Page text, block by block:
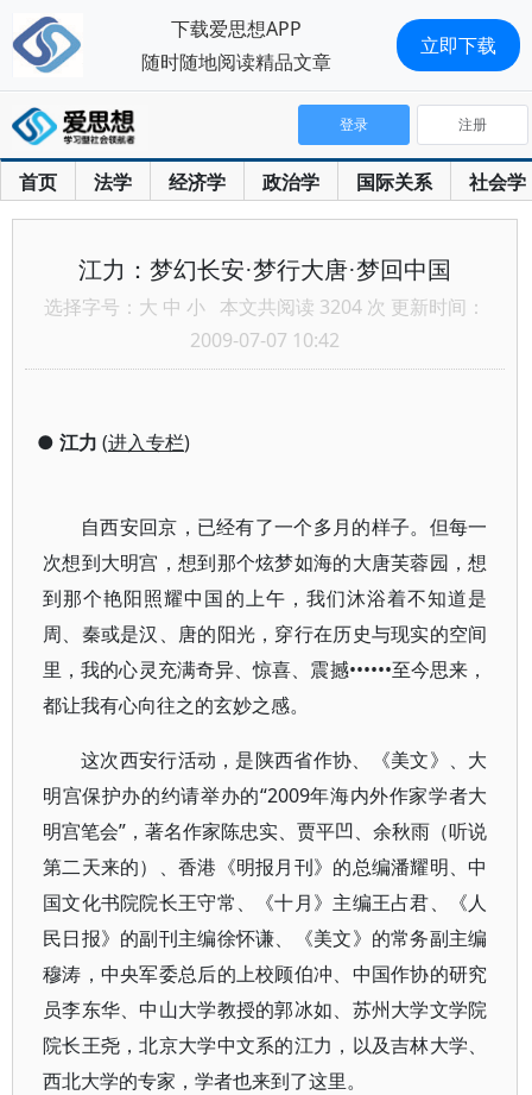
首页 法学 经济学 政治学 国际关系 社会学
登录 注册
江力：梦幻长安·梦行大唐·梦回中国
选择字号： 大 中 小 本文共阅读 3204 次 更新时间：
2009-07-07 10:42
● 江力 (进入专栏)
自西安回京，已经有了一个多月的样子。但每一
次想到大明宫，想到那个炫梦如海的大唐芙蓉园，想
到那个艳阳照耀中国的上午，我们沐浴着不知道是
周、秦或是汉、唐的阳光，穿行在历史与现实的空间
里，我的心灵充满奇异、惊喜、震撼••••••至今思来，
都让我有心向往之的玄妙之感。
这次西安行活动，是陕西省作协、《美文》、大
明宫保护办的约请举办的“2009年海内外作家学者大
明宫笔会”，著名作家陈忠实、贾平凹、余秋雨（听说
第二天来的）、香港《明报月刊》的总编潘耀明、中
国文化书院院长王守常、《十月》主编王占君、《人
民日报》的副刊主编徐怀谦、《美文》的常务副主编
穆涛，中央军委总后的上校顾伯冲、中国作协的研究
员李东华、中山大学教授的郭冰如、苏州大学文学院
院长王尧，北京大学中文系的江力，以及吉林大学、
西北大学的专家，学者也来到了这里。
下载爱思想APP
随时随地阅读精品文章
立即下载